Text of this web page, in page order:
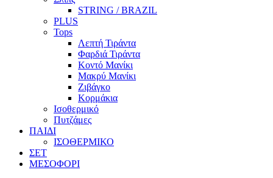
STRING / BRAZIL
PLUS
Tops
Λεπτή Τιράντα
Φαρδιά Τιράντα
Κοντό Μανίκι
Μακρύ Μανίκι
Ζιβάγκο
Κορμάκια
Ισοθερμικό
Πυτζάμες
ΠΑΙΔΙ
ΙΣΟΘΕΡΜΙΚΟ
ΣΕΤ
ΜΕΣΟΦΟΡΙ